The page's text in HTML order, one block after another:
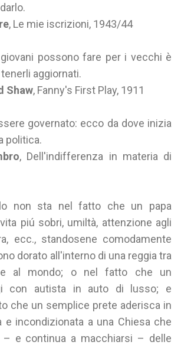
, Le mie iscrizioni, 1943/44
possono fare per i vecchi è
aggiornati.
Shaw, Fanny's First Play, 1911
governato: ecco da dove inizia
politica.
, Dell'indifferenza in materia di
non sta nel fatto che un papa
piú sobri, umiltà, attenzione agli
ecc., standosene comodamente
dorato all'interno di una reggia tra
al mondo; o nel fatto che un
con autista in auto di lusso; e
che un semplice prete aderisca in
e incondizionata a una Chiesa che
e continua a macchiarsi – delle